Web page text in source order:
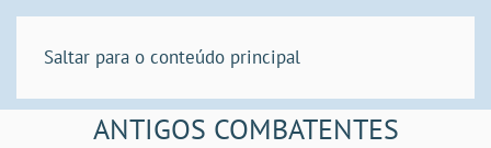
Saltar para o conteúdo principal
ANTIGOS COMBATENTES